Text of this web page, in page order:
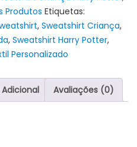
Produtos Etiquetas:
, Sweatshirt Criança,
, Sweatshirt Harry Potter,
Personalizado
Avaliações (0)